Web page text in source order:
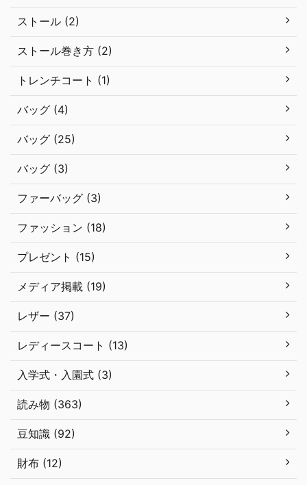
ストール (2)
ストール巻き方 (2)
トレンチコート (1)
バッグ (4)
バッグ (25)
バッグ (3)
ファーバッグ (3)
ファッション (18)
プレゼント (15)
メディア掲載 (19)
レザー (37)
レディースコート (13)
入学式・入園式 (3)
読み物 (363)
豆知識 (92)
財布 (12)